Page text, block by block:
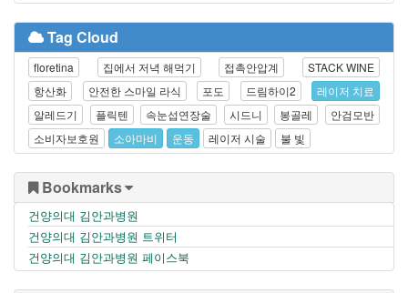
Tag Cloud
floretina 집에서 저녁 해먹기 접촉안압계
STACK WINE
항산화
안전한 스마일 라식 포도 드림하이2
레이저 치료
알레드기
플릭텐 속눈섭연장술 시드니 봉골레
안검모반
소비자보호원
소아마비 운동 레이저 시술 불 빛
Bookmarks
건양의대 김안과병원
건양의대 김안과병원 트위터
건양의대 김안과병원 페이스북